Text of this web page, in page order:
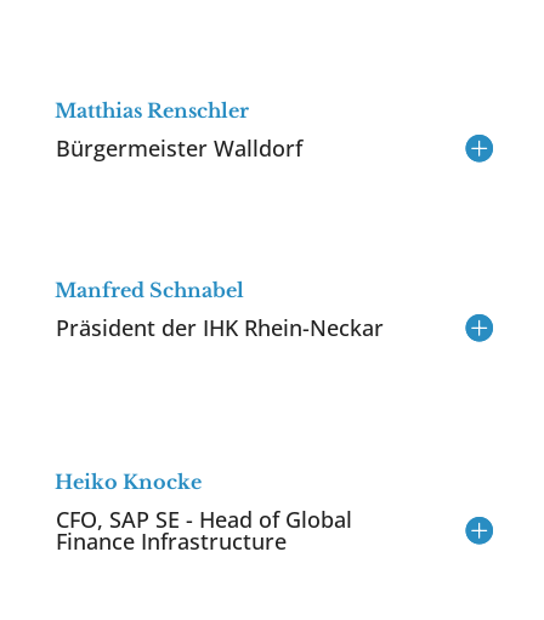
Matthias Renschler
Bürgermeister Walldorf
Manfred Schnabel
Präsident der IHK Rhein-Neckar
Heiko Knocke
CFO, SAP SE - Head of Global
Finance Infrastructure